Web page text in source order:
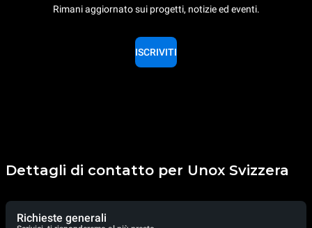
Rimani aggiornato sui progetti, notizie ed eventi.
ISCRIVITI
Dettagli di contatto per Unox Svizzera
Richieste generali